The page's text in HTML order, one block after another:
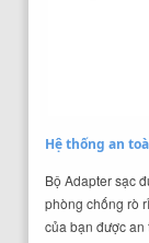
Hệ thống an
Bộ Adapter sạc
phòng chống rò
của bạn được an